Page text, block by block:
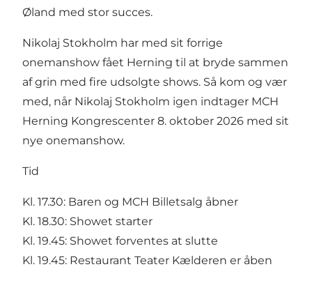
Øland med stor succes.
Nikolaj Stokholm har med sit forrige
onemanshow fået Herning til at bryde sammen
af grin med fire udsolgte shows. Så kom og vær
med, når Nikolaj Stokholm igen indtager MCH
Herning Kongrescenter 8. oktober 2026 med sit
nye onemanshow.
Tid
Kl. 17.30: Baren og MCH Billetsalg åbner
Kl. 18.30: Showet starter
Kl. 19.45: Showet forventes at slutte
Kl. 19.45: Restaurant Teater Kælderen er åben